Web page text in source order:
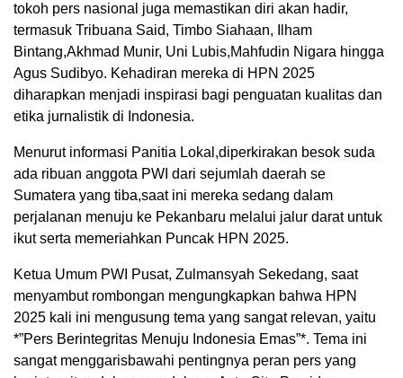
tokoh pers nasional juga memastikan diri akan hadir,
termasuk Tribuana Said, Timbo Siahaan, Ilham
Bintang,Akhmad Munir, Uni Lubis,Mahfudin Nigara hingga
Agus Sudibyo. Kehadiran mereka di HPN 2025
diharapkan menjadi inspirasi bagi penguatan kualitas dan
etika jurnalistik di Indonesia.
Menurut informasi Panitia Lokal,diperkirakan besok suda
ada ribuan anggota PWI dari sejumlah daerah se
Sumatera yang tiba,saat ini mereka sedang dalam
perjalanan menuju ke Pekanbaru melalui jalur darat untuk
ikut serta memeriahkan Puncak HPN 2025.
Ketua Umum PWI Pusat, Zulmansyah Sekedang, saat
menyambut rombongan mengungkapkan bahwa HPN
2025 kali ini mengusung tema yang sangat relevan, yaitu
*”Pers Berintegritas Menuju Indonesia Emas”*. Tema ini
sangat menggarisbawahi pentingnya peran pers yang